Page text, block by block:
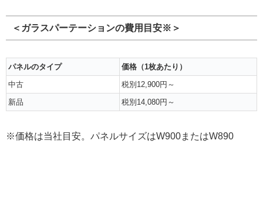
＜ガラスパーテーションの費用目安※＞
パネルのタイプ 価格 （1枚あたり）
中古
税別12,900円～
新品
税別14,080円～
※価格は当社目安。パネルサイズはW900またはW890